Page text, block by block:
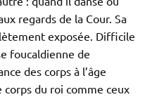
regards de la Cour. Sa
exposée. Difficile
foucaldienne de
des corps à l’âge
du roi comme ceux